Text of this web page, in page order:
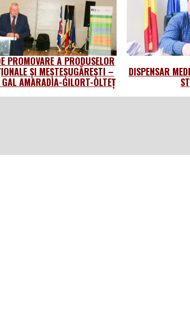
PROMOVARE A PRODUSELOR
ȘI MEȘTEȘUGĂREȘTI –
AMARADIA-GILORT-OLTEȚ
DISPENSAR